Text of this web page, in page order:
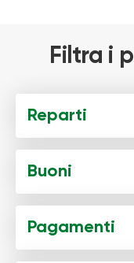
Filtra i
Reparti
Buoni
Pagamenti